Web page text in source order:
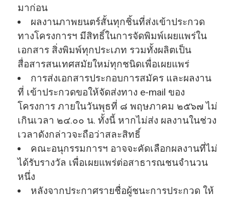
มาก่อน
ผลงานภาพยนตร์สั้นทุกชิ้นที่ส่งเข้าประกวด
ทางโครงการฯ มีสิทธิ์ในการจัดพิมพ์เผยแพร่ใน
เอกสาร สิ่งพิมพ์ทุกประเภท รวมทั้งผลิตเป็น
สื่อสารสนเทศสมัยใหม่ทุกชนิดเพื่อเผยแพร่
การส่งเอกสารประกอบการสมัคร และผลงาน
ที่ เข้าประกวดขอให้จัดส่งทาง e-mail ของ
โครงการ ภายในวันพุธที่ ๘ พฤษภาคม ๒๕๖๗ ไม่
เกินเวลา ๒๔.๐๐ น. ทั้งนี้ หากไม่ส่ง ผลงานในช่วง
เวลาดังกล่าวจะถือว่าสละสิทธิ์
คณะอนุกรรมการฯ อาจจะคัดเลือกผลงานที่ไม่
ได้รับรางวัล เพื่อเผยแพร่ต่อสาธารณชนจํานวน
หนึ่ง
หลังจากประกาศรายชื่อผู้ชนะการประกวด ให้